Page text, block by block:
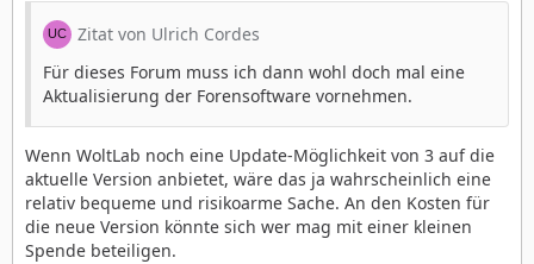
Zitat von Ulrich Cordes
Für dieses Forum muss ich dann wohl doch mal eine
Aktualisierung der Forensoftware vornehmen.
Wenn WoltLab noch eine Update-Möglichkeit von 3 auf die
aktuelle Version anbietet, wäre das ja wahrscheinlich eine
relativ bequeme und risikoarme Sache. An den Kosten für
die neue Version könnte sich wer mag mit einer kleinen
Spende beteiligen.